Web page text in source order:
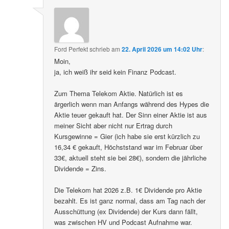
Ford Perfektschriebam22. April 2026 um 14:02 Uhr:
Moin,
ja, ich weiß ihr seid kein Finanz Podcast.
Zum Thema Telekom Aktie. Natürlich ist es
ärgerlich wenn man Anfangs während des Hypes die
Aktie teuer gekauft hat. Der Sinn einer Aktie ist aus
meiner Sicht aber nicht nur Ertrag durch
Kursgewinne = Gier (ich habe sie erst kürzlich zu
16,34 € gekauft, Höchststand war im Februar über
33€, aktuell steht sie bei 28€), sondern die jährliche
Dividende = Zins.
Die Telekom hat 2026 z.B. 1€ Dividende pro Aktie
bezahlt. Es ist ganz normal, dass am Tag nach der
Ausschüttung (ex Dividende) der Kurs dann fällt,
was zwischen HV und Podcast Aufnahme war.